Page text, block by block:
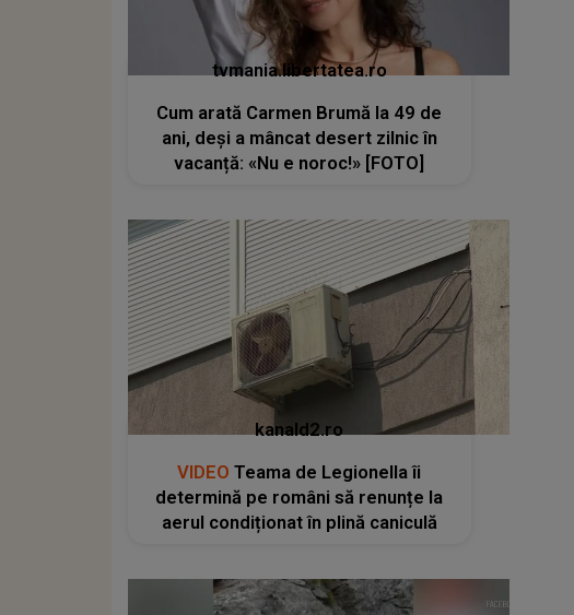
tvmania.libertatea.ro
Cum arată Carmen Brumă la 49 de
ani, deși a mâncat desert zilnic în
vacanță: «Nu e noroc!» [FOTO]
kanald2.ro
VIDEO Teama de Legionella îi
determină pe români să renunțe la
aerul condiționat în plină caniculă